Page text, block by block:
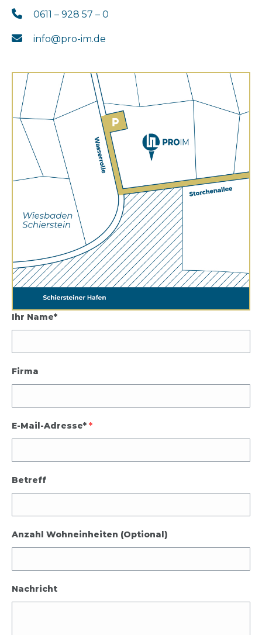
0611 – 928 57 – 0
info@pro-im.de
Ihr Name*
Firma
E-Mail-Adresse* *
Betreff
Anzahl Wohneinheiten (Optional)
Nachricht